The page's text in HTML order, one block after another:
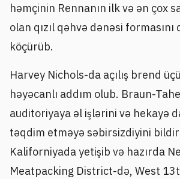
həmçinin Rennanın ilk və ən çox
olan qızıl qəhvə dənəsi
köçürüb.
Harvey Nichols-da açılış brend
həyəcanlı addım olub. Braun-
auditoriyaya əl işlərini və hekayə
təqdim etməyə səbirsizdiyini
Kaliforniyada yetişib və hazırda
Meatpacking District-də, West